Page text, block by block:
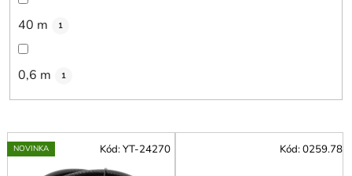
40 m 1
0,6 m 1
V
ýNOVINKA Kód:YT-24270 Kód:0259.78